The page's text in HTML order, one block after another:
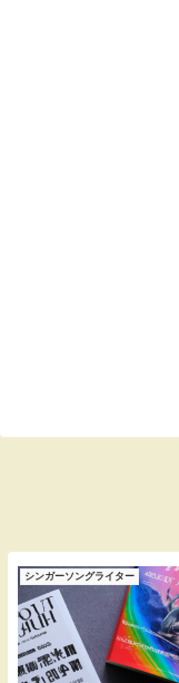
シンガーソングライター